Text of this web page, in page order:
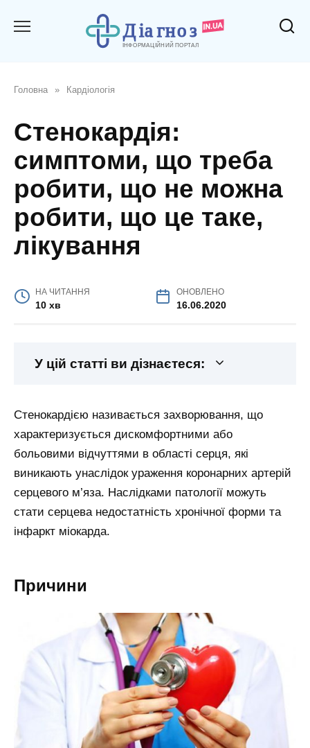
Головна » Кардіологія
Стенокардія:
симптоми, що треба
робити, що не можна
робити, що це таке,
лікування
НА ЧИТАННЯ
10 хв
ОНОВЛЕНО
16.06.2020
У цій статті ви дізнаєтеся:
Стенокардією називається захворювання, що
характеризується дискомфортними або
больовими відчуттями в області серця, які
виникають унаслідок ураження коронарних артерій
серцевого м’яза. Наслідками патології можуть
стати серцева недостатність хронічної форми та
інфаркт міокарда.
Причини